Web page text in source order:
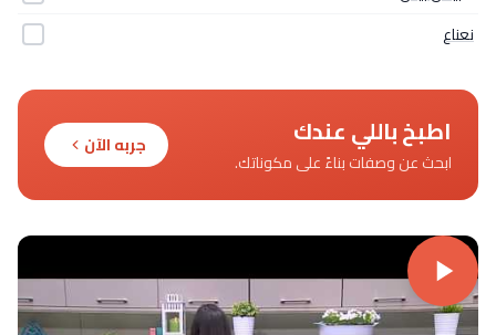
نعناع
اطبخ باللي عندك
ابحث عن وصفات بناءً على مكوناتك.
جربه الآن